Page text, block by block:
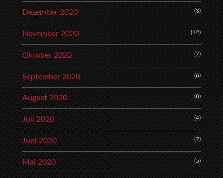
Dezember 2020 (3)
November 2020 (12)
Oktober 2020 (7)
September 2020 (6)
August 2020 (8)
Juli 2020 (4)
Juni 2020 (7)
Mai 2020 (5)